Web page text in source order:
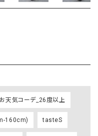
お天気コーデ_26度以上
160cm) tasteS